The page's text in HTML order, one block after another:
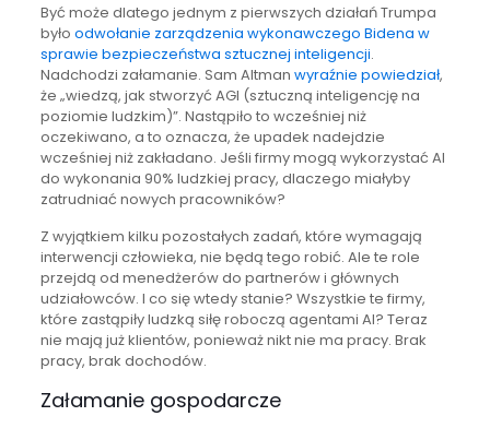
Być może dlatego jednym z pierwszych działań Trumpa
było odwołanie zarządzenia wykonawczego Bidena w
sprawie bezpieczeństwa sztucznej inteligencji.
Nadchodzi załamanie. Sam Altman wyraźnie powiedział,
że „wiedzą, jak stworzyć AGI (sztuczną inteligencję na
poziomie ludzkim)”. Nastąpiło to wcześniej niż
oczekiwano, a to oznacza, że upadek nadejdzie
wcześniej niż zakładano. Jeśli firmy mogą wykorzystać AI
do wykonania 90% ludzkiej pracy, dlaczego miałyby
zatrudniać nowych pracowników?
Z wyjątkiem kilku pozostałych zadań, które wymagają
interwencji człowieka, nie będą tego robić. Ale te role
przejdą od menedżerów do partnerów i głównych
udziałowców. I co się wtedy stanie? Wszystkie te firmy,
które zastąpiły ludzką siłę roboczą agentami AI? Teraz
nie mają już klientów, ponieważ nikt nie ma pracy. Brak
pracy, brak dochodów.
Załamanie gospodarcze